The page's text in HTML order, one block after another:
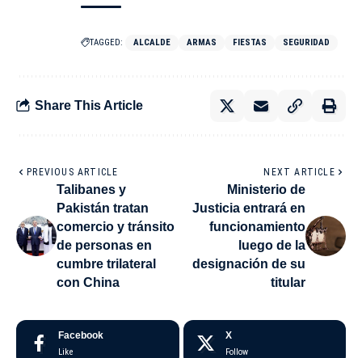
TAGGED: ALCALDE ARMAS FIESTAS SEGURIDAD
Share This Article
PREVIOUS ARTICLE
Talibanes y
Pakistán tratan
comercio y tránsito
de personas en
cumbre trilateral
con China
NEXT ARTICLE
Ministerio de
Justicia entrará en
funcionamiento
luego de la
designación de su
titular
Facebook
Like
X
Follow